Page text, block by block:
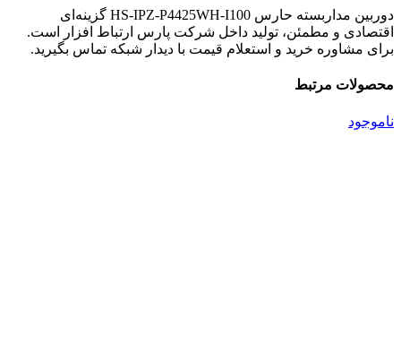
دوربین مداربسته حارس HS-IPZ-P4425WH-I100 گزینه‌ای
اقتصادی و مطمئن، تولید داخل شرکت پارس ارتباط افزار است.
برای مشاوره خرید و استعلام قیمت با دیدار شبکه تماس بگیرید.
محصولات مرتبط
ناموجود